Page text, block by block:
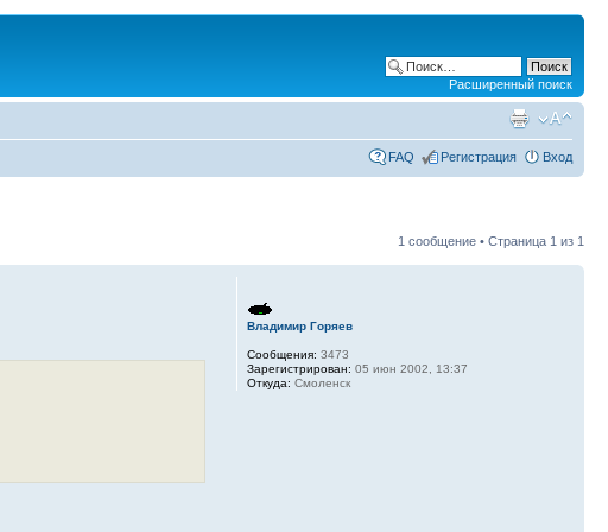
Расширенный поиск
FAQ Регистрация Вход
1 сообщение • Страница 1 из 1
Владимир Горяев
Сообщения: 3473
Зарегистрирован: 05 июн 2002, 13:37
Откуда: Смоленск